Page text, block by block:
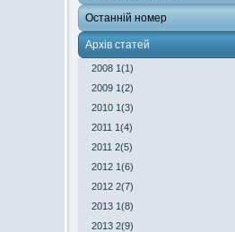
Останній номер
Архів статей
2008 1(1)
2009 1(2)
2010 1(3)
2011 1(4)
2011 2(5)
2012 1(6)
2012 2(7)
2013 1(8)
2013 2(9)